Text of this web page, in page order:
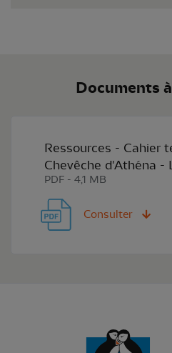
Documents
Ressources - Cahier
Chevêche d'Athéna -
PDF - 4,1 MB
Consulter